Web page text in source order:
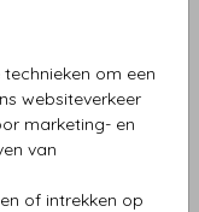
om een
websiteverkeer
marketing- en
van
of intrekken op
ons op.